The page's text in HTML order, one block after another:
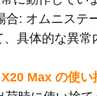
合: オムニス
具体的な異常
Max の使い